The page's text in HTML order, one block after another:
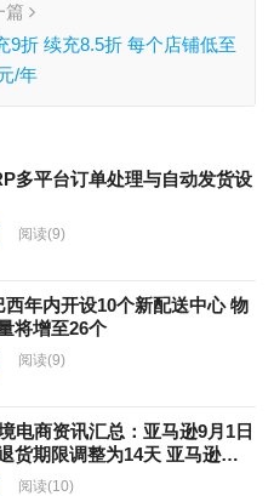
篇
9折 续充8.5折 每个店铺低至
/年
多平台订单处理与自动发货设
阅读(9)
年内开设10个新配送中心 物
将增至26个
阅读(9)
电商资讯汇总：亚马逊9月1日
货期限调整为14天 亚马逊上
片自动翻译功能
阅读(10)